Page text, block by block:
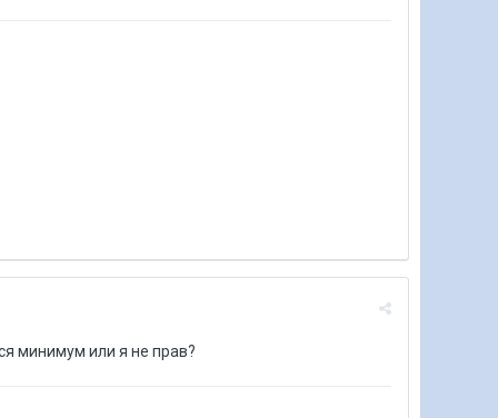
минимум или я не прав?